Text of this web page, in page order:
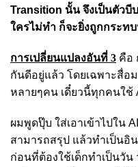
Transition นั้น จึงเป็นตัวบี
ใครไม่ทำ ก็จะยิ่งถูกกระท
การเปลี่ยนแปลงอันที่ 3 คือ
กันดีอยู่แล้ว โดยเฉพาะสื่
หลายๆคน เดี๋ยวนี้ทุกคนใช้
ผมพูดปุ๊บ ใส่เอาเข้าไปใน
สามารถสรุป แล้วทำเป็นอิ
ก่อนที่ต้องใช้เด็กทำเป็นวัน